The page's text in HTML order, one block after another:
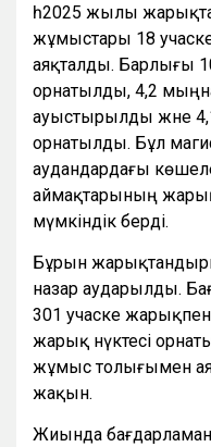
һ2025 жылы
жұмыстары 18
аяқталды. Барлығы
орнатылды, 4,2
ауыстырылды және
орнатылды. Бұл
аудандардағы
аймақтарының жарық
мүмкіндік берді.
Бұрын
назар аударылды.
301 учаске жарықпен
жарық нүктесі
жұмыс толығымен
жақын.
Жиында